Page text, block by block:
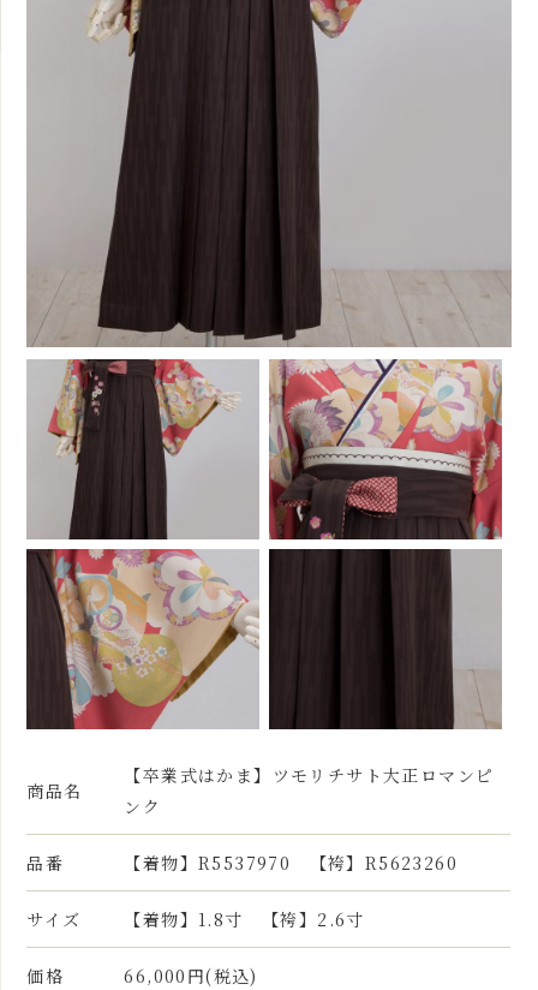
商品名
【卒業式はかま】ツモリチサト大正ロマンピ
ンク
品番 【着物】R5537970 【袴】R5623260
サイズ 【着物】1.8寸 【袴】2.6寸
価格 66,000円(税込)